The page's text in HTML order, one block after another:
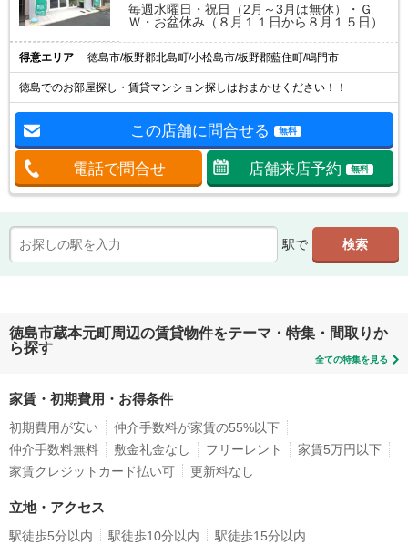
毎週水曜日・祝日（2月～3月は無休）・Ｇ
Ｗ・お盆休み（８月１１日から８月１５日）
得意エリア 徳島市/板野郡北島町/小松島市/板野郡藍住町/鳴門市
徳島でのお部屋探し・賃貸マンション探しはおまかせください！！
この店舗に問合せる 無料
電話で問合せ 店舗来店予約 無料
駅で
徳島市蔵本元町周辺の賃貸物件をテーマ・特集・間取りか
ら探す
全ての特集を見る
家賃・初期費用・お得条件
初期費用が安い
仲介手数料が家賃の55%以下
仲介手数料無料
敷金礼金なし フリーレント
家賃5万円以下
家賃クレジットカード払い可
更新料なし
立地・アクセス
駅徒歩5分以内 駅徒歩10分以内 駅徒歩15分以内